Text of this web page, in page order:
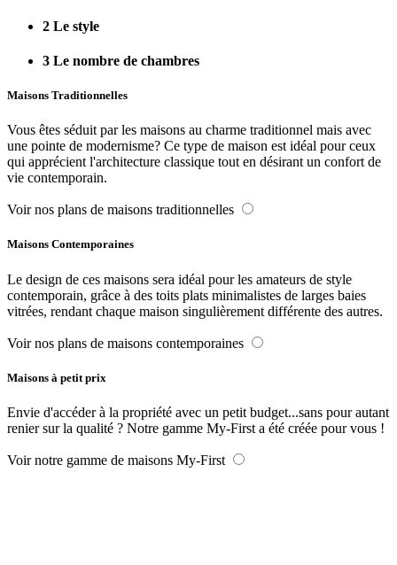
2 Le style
3 Le nombre de chambres
Maisons Traditionnelles
Vous êtes séduit par les maisons au charme traditionnel mais avec
une pointe de modernisme? Ce type de maison est idéal pour ceux
qui apprécient l'architecture classique tout en désirant un confort de
vie contemporain.
Voir nos plans de maisons traditionnelles
Maisons Contemporaines
Le design de ces maisons sera idéal pour les amateurs de style
contemporain, grâce à des toits plats minimalistes de larges baies
vitrées, rendant chaque maison singulièrement différente des autres.
Voir nos plans de maisons contemporaines
Maisons à petit prix
Envie d'accéder à la propriété avec un petit budget...sans pour autant
renier sur la qualité ? Notre gamme My-First a été créée pour vous !
Voir notre gamme de maisons My-First